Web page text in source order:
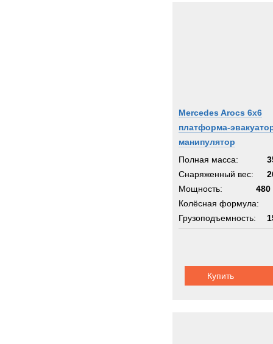
Mercedes Arocs 6x6
платформа-
манипулятор
Полная масса:
Снаряженный вес:
Мощность:
480
Колёсная формула:
Грузоподъемность:
Купить